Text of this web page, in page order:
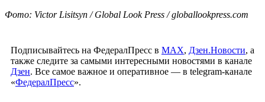
Фото: Victor Lisitsyn / Global Look Press / globallookpress.com
Подписывайтесь на ФедералПресс в МАХ, Дзен.Новости, а
также следите за самыми интересными новостями в канале
Дзен. Все самое важное и оперативное — в telegram-канале
«ФедералПресс».